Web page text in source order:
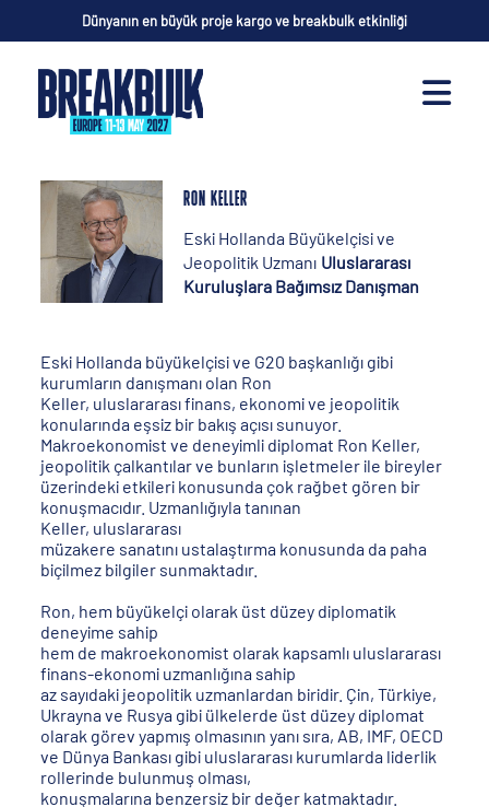
Dünyanın en büyük proje kargo ve breakbulk etkinliği
RON KELLER
Eski Hollanda Büyükelçisi ve
Jeopolitik Uzmanı Uluslararası
Kuruluşlara Bağımsız Danışman
Eski Hollanda büyükelçisi ve G20 başkanlığı gibi
kurumların danışmanı olan Ron
Keller, uluslararası finans, ekonomi ve jeopolitik
konularında eşsiz bir bakış açısı sunuyor.
Makroekonomist ve deneyimli diplomat Ron Keller,
jeopolitik çalkantılar ve bunların işletmeler ile bireyler
üzerindeki etkileri konusunda çok rağbet gören bir
konuşmacıdır. Uzmanlığıyla tanınan
Keller, uluslararası
müzakere sanatını ustalaştırma konusunda da paha
biçilmez bilgiler sunmaktadır.
Ron, hem büyükelçi olarak üst düzey diplomatik
deneyime sahip
hem de makroekonomist olarak kapsamlı uluslararası
finans-ekonomi uzmanlığına sahip
az sayıdaki jeopolitik uzmanlardan biridir. Çin, Türkiye,
Ukrayna ve Rusya gibi ülkelerde üst düzey diplomat
olarak görev yapmış olmasının yanı sıra, AB, IMF, OECD
ve Dünya Bankası gibi uluslararası kurumlarda liderlik
rollerinde bulunmuş olması,
konuşmalarına benzersiz bir değer katmaktadır.